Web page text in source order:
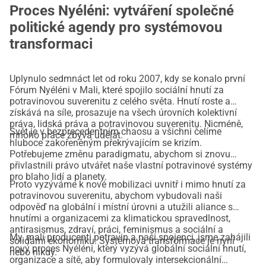
systémové transformace na stůl.
Tyto sítě, spolu s dalšími, kteří pracují na právech
pracovníků, spravedlnosti pro migranty, stejně jako
systémové transformace zpět na čelní místo.
Mnohé z těchto sítí jsou součástí Mezinárodního
plánovacího výboru pro potravinovou suverenitu (IPC),
který zastupuje více než 6 000 organizací a 300 milionů
producentů potravin.
Společně jsme vytvořili Globální řídící výbor pro organizaci
fóra Nyéléni.
Centro Internazionale Crocevia, založené v roce 1958, hostí
tuto fundraisingovou akci ve svůj prospěch.
Proces Nyéléni: vytváření společné
politické agendy pro systémovou
transformaci
Uplynulo sedmnáct let od roku 2007, kdy se konalo první
Fórum Nyéléni v Mali, které spojilo sociální hnutí za
potravinovou suverenitu z celého světa. Hnutí roste a
získává na síle, prosazuje na všech úrovních kolektivní
práva, lidská práva a potravinovou suverenitu. Nicméně,
mnoho práce zbývá udělat.
Svět je v bezprecedentním chaosu a všichni čelíme
hluboce zakořeněným překrývajícím se krizím.
Potřebujeme změnu paradigmatu, abychom si znovu
přivlastnili právo utvářet naše vlastní potravinové systémy
pro blaho lidí a planety.
Proto vyzýváme k nové mobilizaci uvnitř i mimo hnutí za
potravinovou suverenitu, abychom vybudovali naši
odpověď na globální i místní úrovni a utužili aliance s
hnutími a organizacemi za klimatickou spravedlnost,
antirasismus, zdraví, práci, feminismus a sociální a
solidární ekonomiku. Systémová transformace je nyní
nebo nikdy.
My, malí producenti potravin a naši spojenci, jsme zahájili
nový proces Nyéléni, který vyzývá globální sociální hnutí,
organizace a sítě, aby formulovaly intersekcionální